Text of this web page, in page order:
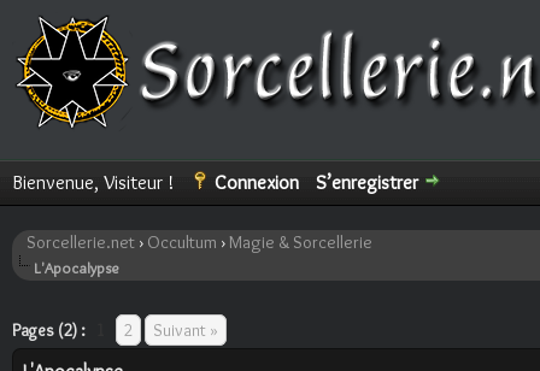
Bienvenue, Visiteur ! Connexion S’enregistrer
Sorcellerie.net › Occultum ›Magie & Sorcellerie
L'Apocalypse
Pages (2) : 2 Suivant »